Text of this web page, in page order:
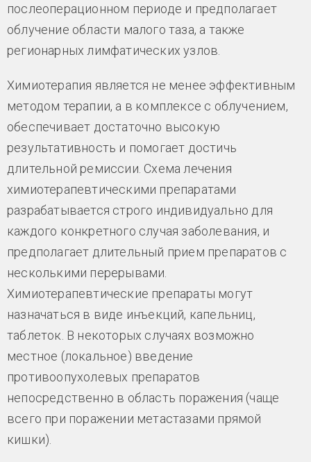
послеоперационном периоде и предполагает
облучение области малого таза, а также
регионарных лимфатических узлов.
Химиотерапия является не менее эффективным
методом терапии, а в комплексе с облучением,
обеспечивает достаточно высокую
результативность и помогает достичь
длительной ремиссии. Схема лечения
химиотерапевтическими препаратами
разрабатывается строго индивидуально для
каждого конкретного случая заболевания, и
предполагает длительный прием препаратов с
несколькими перерывами.
Химиотерапевтические препараты могут
назначаться в виде инъекций, капельниц,
таблеток. В некоторых случаях возможно
местное (локальное) введение
противоопухолевых препаратов
непосредственно в область поражения (чаще
всего при поражении метастазами прямой
кишки).